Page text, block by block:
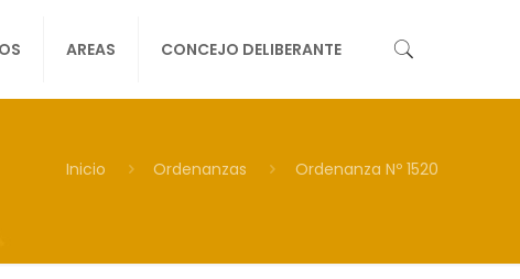
AREAS CONCEJO DELIBERANTE
Inicio Ordenanzas Ordenanza Nº 1520